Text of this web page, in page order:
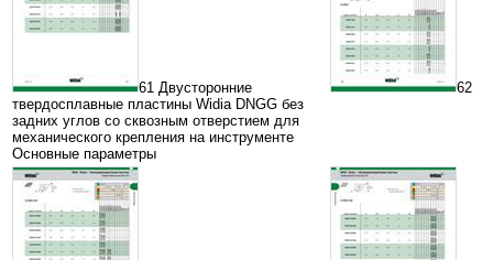
61 Двусторонние
твердосплавные пластины Widia DNGG без
задних углов со сквозным отверстием для
механического крепления на инструменте
Основные параметры
62